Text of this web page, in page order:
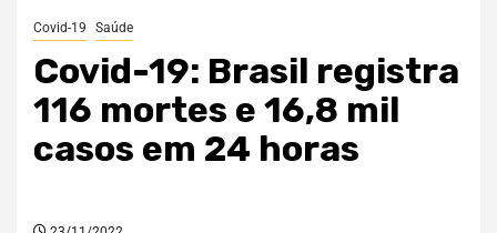
Covid-19 Saúde
Covid-19: Brasil registra
116 mortes e 16,8 mil
casos em 24 horas